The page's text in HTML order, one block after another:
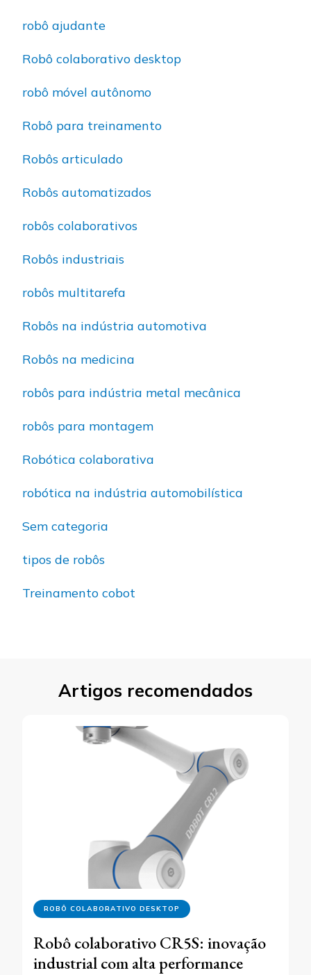
robô ajudante
Robô colaborativo desktop
robô móvel autônomo
Robô para treinamento
Robôs articulado
Robôs automatizados
robôs colaborativos
Robôs industriais
robôs multitarefa
Robôs na indústria automotiva
Robôs na medicina
robôs para indústria metal mecânica
robôs para montagem
Robótica colaborativa
robótica na indústria automobilística
Sem categoria
tipos de robôs
Treinamento cobot
Artigos recomendados
ROBÔ COLABORATIVO DESKTOP
Robô colaborativo CR5S: inovação
industrial com alta performance